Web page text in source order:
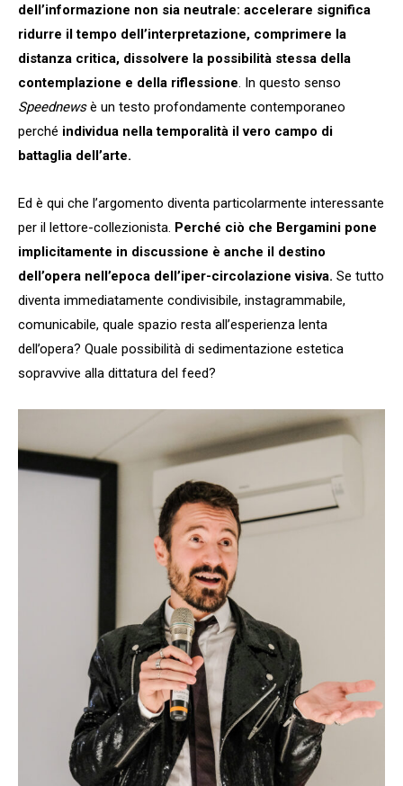
dell’informazione non sia neutrale: accelerare significa
ridurre il tempo dell’interpretazione, comprimere la
distanza critica, dissolvere la possibilità stessa della
contemplazione e della riflessione . In questo senso
Speednewsè un testo profondamente contemporaneo
perché individua nella temporalità il vero campo di
battaglia dell’arte.
Ed è qui che l’argomento diventa particolarmente interessante
per il lettore-collezionista. Perché ciò che Bergamini pone
implicitamente in discussione è anche il destino
dell’opera nell’epoca dell’iper-circolazione visiva. Se tutto
diventa immediatamente condivisibile, instagrammabile,
comunicabile, quale spazio resta all’esperienza lenta
dell’opera? Quale possibilità di sedimentazione estetica
sopravvive alla dittatura del feed?